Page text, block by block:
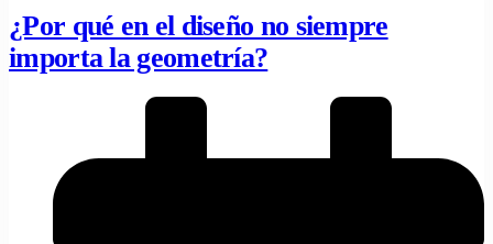
¿Por qué en el diseño no siempre
importa la geometría?